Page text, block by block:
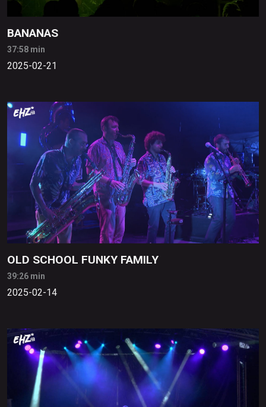
BANANAS
37:58 min
2025-02-21
OLD SCHOOL FUNKY FAMILY
39:26 min
2025-02-14